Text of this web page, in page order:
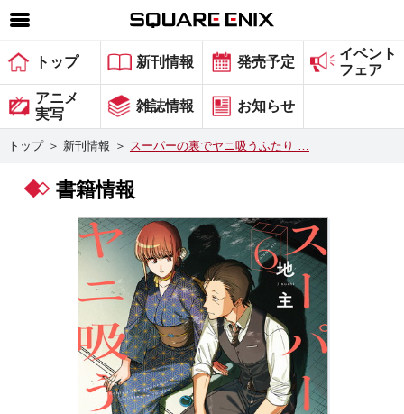
SQUARE ENIX 公式サイトメニュー
ゲーム
マガジン＆ブックス
グッズ
会社情報 採用情報
スクウェア・エニックス サイト内検索
トップ 新刊情報 発売予定
イベント
フェア
アニメ
実写
雑誌情報 お知らせ
トップ ＞ 新刊情報 ＞ スーパーの裏でヤニ吸うふたり …
書籍情報